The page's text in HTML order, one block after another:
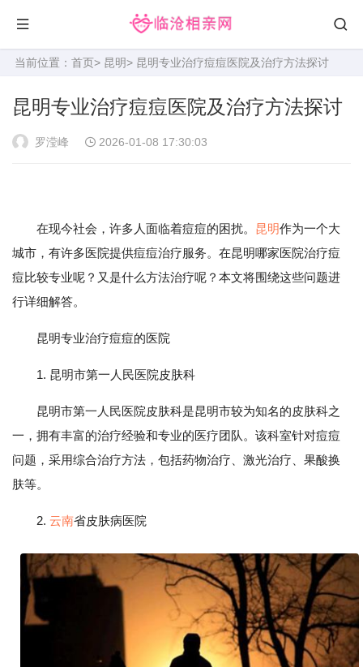
当前位置： 首页> 昆明> 昆明专业治疗痘痘医院及治疗方法探讨
昆明专业治疗痘痘医院及治疗方法探讨
罗滢峰 2026-01-08 17:30:03
在现今社会，许多人面临着痘痘的困扰。 昆明作为一个大
城市，有许多医院提供痘痘治疗服务。在昆明哪家医院治疗痘
痘比较专业呢？又是什么方法治疗呢？本文将围绕这些问题进
行详细解答。
昆明专业治疗痘痘的医院
1. 昆明市第一人民医院皮肤科
昆明市第一人民医院皮肤科是昆明市较为知名的皮肤科之
一，拥有丰富的治疗经验和专业的医疗团队。该科室针对痘痘
问题，采用综合治疗方法，包括药物治疗、激光治疗、果酸换
肤等。
2. 云南省皮肤病医院